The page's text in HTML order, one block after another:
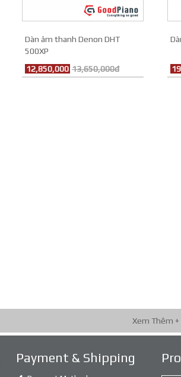
Dàn âm thanh Denon DHT
500XP
12,850,000 13,650,000đ
Xem Thêm +
Payment & Shipping